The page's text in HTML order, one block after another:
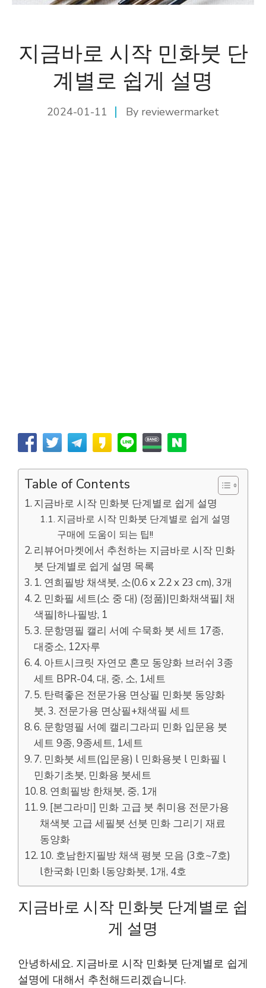
지금바로 시작 민화붓 단
계별로 쉽게 설명
2024-01-11 By reviewermarket
Table of Contents
지금바로 시작 민화붓 단계별로 쉽게 설명
지금바로 시작 민화붓 단계별로 쉽게 설명
구매에 도움이 되는 팁!!
리뷰어마켓에서 추천하는 지금바로 시작 민화
붓 단계별로 쉽게 설명 목록
1. 연희필방 채색붓, 소(0.6 x 2.2 x 23 cm), 3개
2. 민화필 세트(소 중 대) (정품)|민화채색필| 채
색필|하나필방, 1
3. 문항명필 캘리 서예 수묵화 붓 세트 17종,
대중소, 12자루
4. 아트시크릿 자연모 혼모 동양화 브러쉬 3종
세트 BPR-04, 대, 중, 소, 1세트
5. 탄력좋은 전문가용 면상필 민화붓 동양화
붓, 3. 전문가용 면상필+채색필 세트
6. 문항명필 서예 캘리그라피 민화 입문용 붓
세트 9종, 9종세트, 1세트
7. 민화붓 세트(입문용) l 민화용붓 l 민화필 l
민화기초붓, 민화용 붓세트
8. 연희필방 한채붓, 중, 1개
9. [본그라미] 민화 고급 붓 취미용 전문가용
채색붓 고급 세필붓 선붓 민화 그리기 재료
동양화
10. 호남한지필방 채색 평붓 모음 (3호~7호)
l한국화 l민화 l동양화붓, 1개, 4호
지금바로 시작 민화붓 단계별로 쉽
게 설명
안녕하세요. 지금바로 시작 민화붓 단계별로 쉽게
설명에 대해서 추천해드리겠습니다.